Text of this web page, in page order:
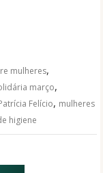
mulheres,
março,
Felício, mulheres
higiene